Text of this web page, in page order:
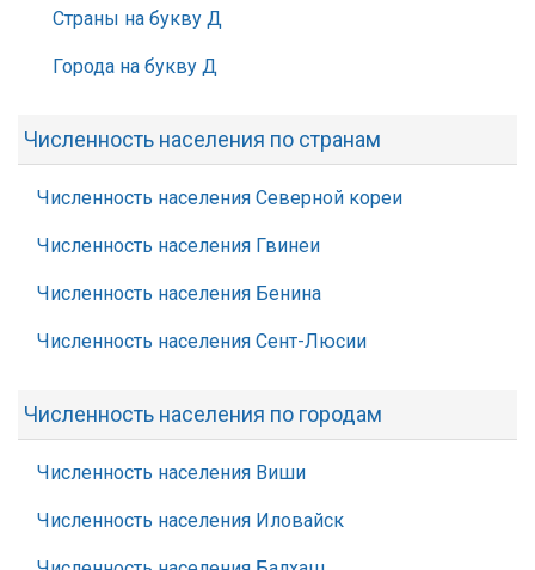
Страны на букву Д
Города на букву Д
Численность населения по странам
Численность населения Северной кореи
Численность населения Гвинеи
Численность населения Бенина
Численность населения Сент-Люсии
Численность населения по городам
Численность населения Виши
Численность населения Иловайск